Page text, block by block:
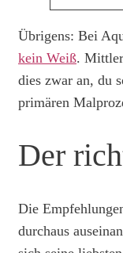
Übrigens: Bei
kein Weiß.
dies zwar an, du
primären
Der
Die
durchaus